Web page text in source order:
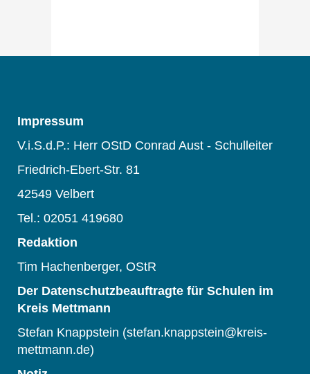
Impressum
V.i.S.d.P.: Herr OStD Conrad Aust - Schulleiter
Friedrich-Ebert-Str. 81
42549 Velbert
Tel.: 02051 419680
Redaktion
Tim Hachenberger, OStR
Der Datenschutzbeauftragte für Schulen im
Kreis Mettmann
Stefan Knappstein (stefan.knappstein@kreis-
mettmann.de)